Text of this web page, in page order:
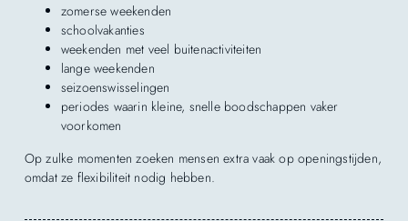
zomerse weekenden
schoolvakanties
weekenden met veel buitenactiviteiten
lange weekenden
seizoenswisselingen
periodes waarin kleine, snelle boodschappen vaker
voorkomen
Op zulke momenten zoeken mensen extra vaak op openingstijden,
omdat ze flexibiliteit nodig hebben.